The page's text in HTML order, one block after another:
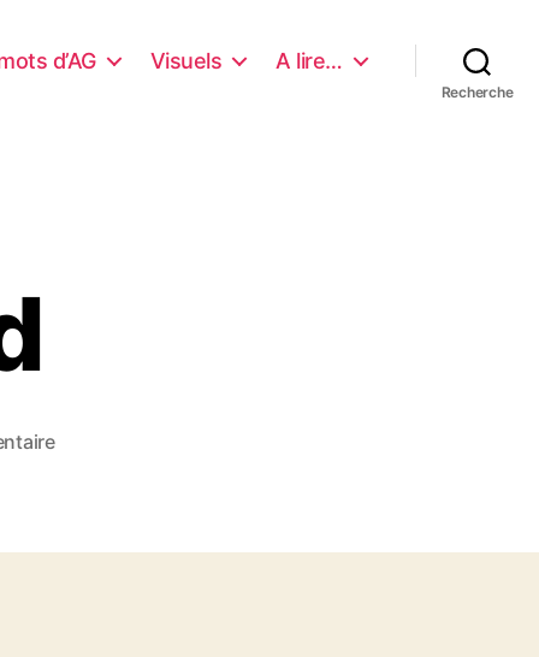
d’AG Visuels A lire…
Recherche
sur